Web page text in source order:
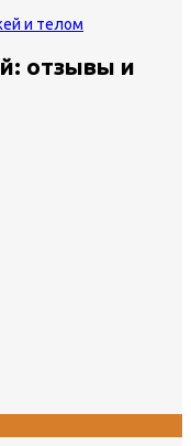
и телом
отзывы и